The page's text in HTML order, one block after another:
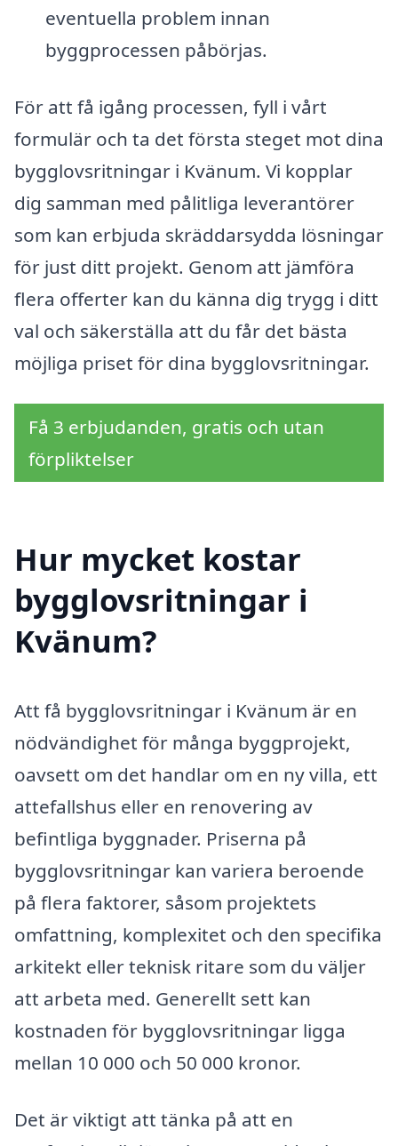
eventuella problem innan
byggprocessen påbörjas.
För att få igång processen, fyll i vårt
formulär och ta det första steget mot dina
bygglovsritningar i Kvänum. Vi kopplar
dig samman med pålitliga leverantörer
som kan erbjuda skräddarsydda lösningar
för just ditt projekt. Genom att jämföra
flera offerter kan du känna dig trygg i ditt
val och säkerställa att du får det bästa
möjliga priset för dina bygglovsritningar.
Få 3 erbjudanden, gratis och utan
förpliktelser
Hur mycket kostar
bygglovsritningar i
Kvänum?
Att få bygglovsritningar i Kvänum är en
nödvändighet för många byggprojekt,
oavsett om det handlar om en ny villa, ett
attefallshus eller en renovering av
befintliga byggnader. Priserna på
bygglovsritningar kan variera beroende
på flera faktorer, såsom projektets
omfattning, komplexitet och den specifika
arkitekt eller teknisk ritare som du väljer
att arbeta med. Generellt sett kan
kostnaden för bygglovsritningar ligga
mellan 10 000 och 50 000 kronor.
Det är viktigt att tänka på att en